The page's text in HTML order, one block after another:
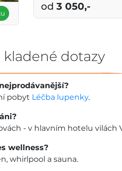
od 3 050,-
kladené dotazy
pobyt Léčba lupenky.
- v hlavním hotelu vilách
wellness?
whirlpool a sauna.